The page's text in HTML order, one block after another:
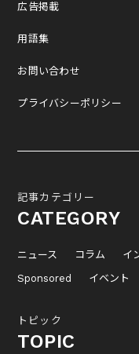
広告掲載
用語集
お問い合わせ
プライバシーポリシー
記事カテゴリー
CATEGORY
ニュース コラム イ
Sponsored
イベント
トピック
TOPIC